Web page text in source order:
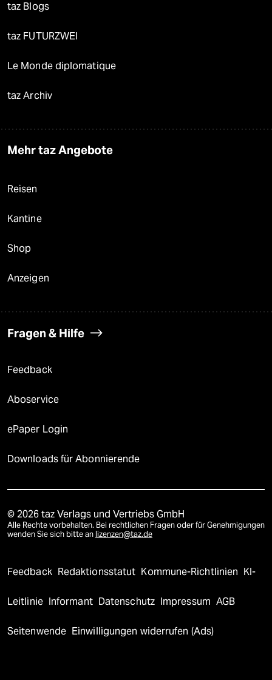
taz Blogs
taz FUTURZWEI
Le Monde diplomatique
taz Archiv
Mehr taz Angebote
Reisen
Kantine
Shop
Anzeigen
Fragen & Hilfe
Feedback
Aboservice
ePaper Login
Downloads für Abonnierende
© 2026 taz Verlags und Vertriebs GmbH
Alle Rechte vorbehalten. Bei rechtlichen Fragen oder für Genehmigungen
wenden Sie sich bitte an lizenzen@taz.de
Feedback Redaktionsstatut Kommune-Richtlinien KI-
Leitlinie Informant Datenschutz Impressum AGB
Seitenwende Einwilligungen widerrufen (Ads)